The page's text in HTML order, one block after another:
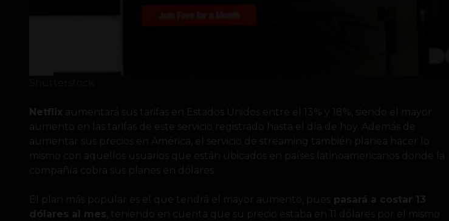
Netflix aumentará sus tarifas en Estados Unidos entre el 13% y 18%, siendo el mayor
aumento en las tarifas de este servicio registrado hasta el día de hoy. Además de
aumentar sus precios en América, el servicio de streaming también planea hacer lo
mismo con aquellos usuarios que están ubicados en países latinoamericanos donde la
compañía cobra sus planes en dólares.
El plan más popular es el que tendrá el mayor aumento, pues pasará a costar 13
dólares al mes , teniendo en cuenta que su precio estaba en 11 dólares por el mismo